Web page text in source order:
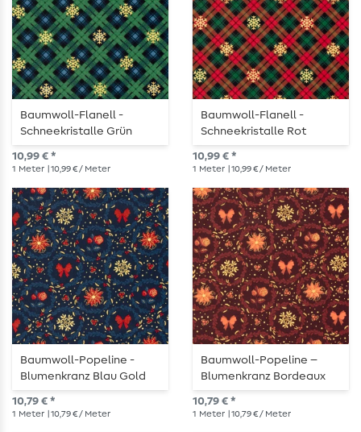
Baumwoll-Flanell -
Schneekristalle Grün
10,99 € *
1 Meter | 10,99 € / Meter
Baumwoll-Flanell -
Schneekristalle Rot
10,99 € *
1 Meter | 10,99 € / Meter
Baumwoll-Popeline -
Blumenkranz Blau Gold
10,79 € *
1 Meter | 10,79 € / Meter
Baumwoll-Popeline –
Blumenkranz Bordeaux
Gold
10,79 € *
1 Meter | 10,79 € / Meter